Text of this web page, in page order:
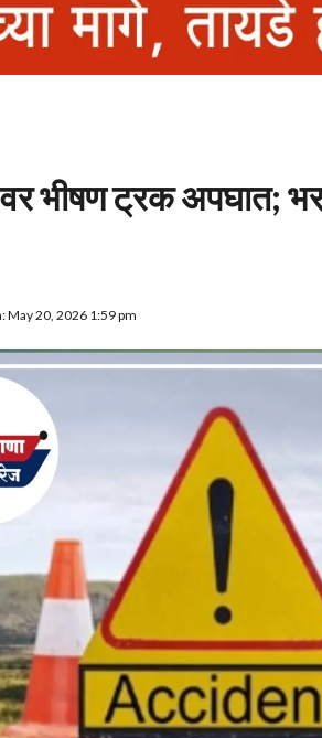
भीषण ट्रक अपघात;
May 20, 2026 1:59 pm